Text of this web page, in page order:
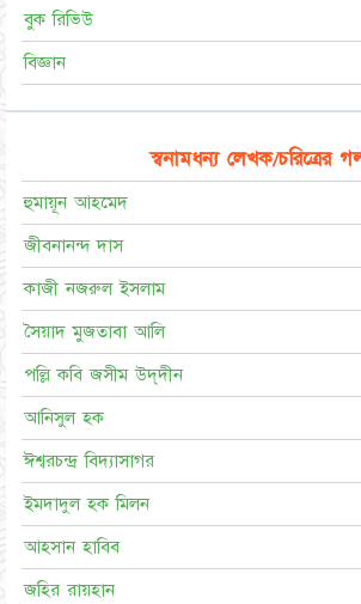
বুক রিভিউ
বিজ্ঞান
স্বনামধন্য লেখক/চরিত্রের
হুমায়ূন আহমেদ
জীবনানন্দ দাস
কাজী নজরুল ইসলাম
সৈয়াদ মুজতাবা আলি
পল্লি কবি জসীম উদ্‌দীন
আনিসুল হক
ঈশ্বরচন্দ্র বিদ্যাসাগর
ইমদাদুল হক মিলন
আহসান হাবিব
জহির রায়হান